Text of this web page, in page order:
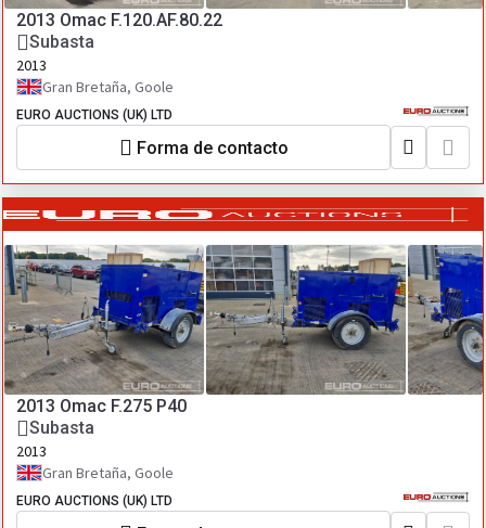
2013 Omac F.120.AF.80.22
Subasta
2013
Gran Bretaña, Goole
EURO AUCTIONS (UK) LTD
Forma de contacto
2013 Omac F.275 P40
Subasta
2013
Gran Bretaña, Goole
EURO AUCTIONS (UK) LTD